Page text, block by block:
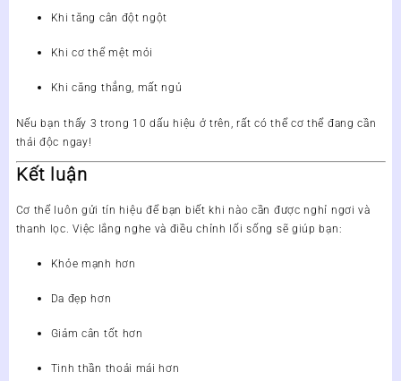
Khi tăng cân đột ngột
Khi cơ thể mệt mỏi
Khi căng thẳng, mất ngủ
Nếu bạn thấy 3 trong 10 dấu hiệu ở trên, rất có thể cơ thể đang cần
thải độc ngay!
Kết luận
Cơ thể luôn gửi tín hiệu để bạn biết khi nào cần được nghỉ ngơi và
thanh lọc. Việc lắng nghe và điều chỉnh lối sống sẽ giúp bạn:
Khỏe mạnh hơn
Da đẹp hơn
Giảm cân tốt hơn
Tinh thần thoải mái hơn